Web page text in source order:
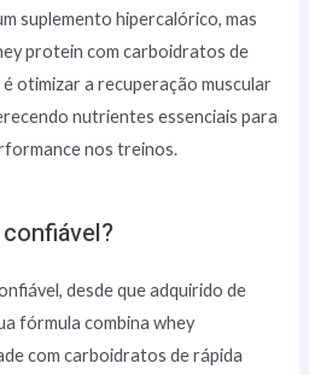
suplemento hipercalórico, mas
protein com carboidratos de
otimizar a recuperação muscular
nutrientes essenciais para
nos treinos.
desde que adquirido de
fórmula combina whey
com carboidratos de rápida